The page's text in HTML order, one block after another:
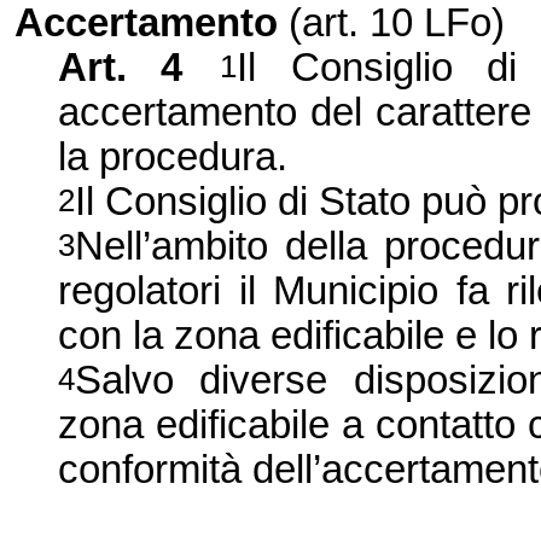
Accertamento (art. 10 LFo)
Art. 4
1Il Consiglio di
accertamento del
la procedura.
2Il Consiglio di Stato può
3Nell’ambito della
regolatori il Municipio fa
con la zona edificabile e lo
4Salvo diverse
zona edificabile a contatto
conformità